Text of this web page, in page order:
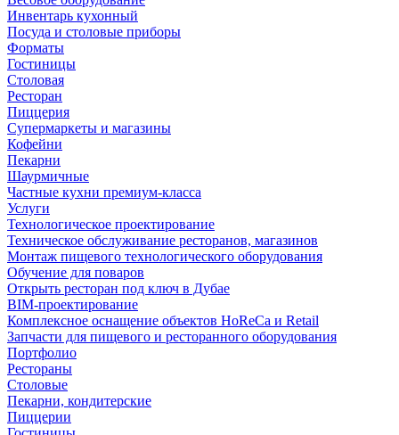
Инвентарь кухонный
Посуда и столовые приборы
Форматы
Гостиницы
Столовая
Ресторан
Пиццерия
Супермаркеты и магазины
Кофейни
Пекарни
Шаурмичные
Частные кухни премиум-класса
Услуги
Технологическое проектирование
Техническое обслуживание ресторанов, магазинов
Монтаж пищевого технологического оборудования
Обучение для поваров
Открыть ресторан под ключ в Дубае
BIM-проектирование
Комплексное оснащение объектов HoReCa и Retail
Запчасти для пищевого и ресторанного оборудования
Портфолио
Рестораны
Столовые
Пекарни, кондитерские
Пиццерии